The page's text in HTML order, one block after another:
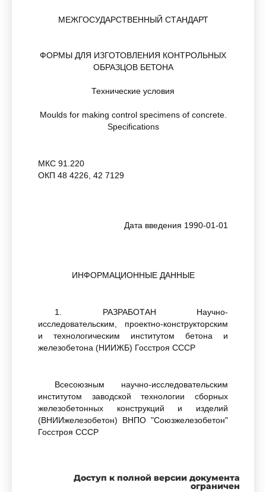
МЕЖГОСУДАРСТВЕННЫЙ СТАНДАРТ
ФОРМЫ ДЛЯ ИЗГОТОВЛЕНИЯ КОНТРОЛЬНЫХ
ОБРАЗЦОВ БЕТОНА
Технические условия
Moulds for making control specimens of concrete.
Specifications
МКС 91.220
ОКП 48 4226, 42 7129
Дата введения 1990-01-01
ИНФОРМАЦИОННЫЕ ДАННЫЕ
1. РАЗРАБОТАН Научно-
исследовательским, проектно-конструкторским
и технологическим институтом бетона и
железобетона (НИИЖБ) Госстроя СССР
Всесоюзным научно-исследовательским
институтом заводской технологии сборных
железобетонных конструкций и изделий
(ВНИИжелезобетон) ВНПО "Союзжелезобетон"
Госстроя СССР
коммунального машиностроения СССР
Доступ к полной версии документа
ограничен